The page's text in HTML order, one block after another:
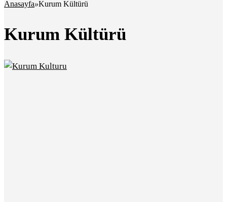
Anasayfa»Kurum Kültürü
Kurum Kültürü